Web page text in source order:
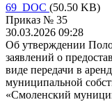
69 DOC (50.50 KB)
Приказ № 35
30.03.2026 09:28
Об утверждении
заявлений о
виде передачи в
муниципальной
«Смоленский